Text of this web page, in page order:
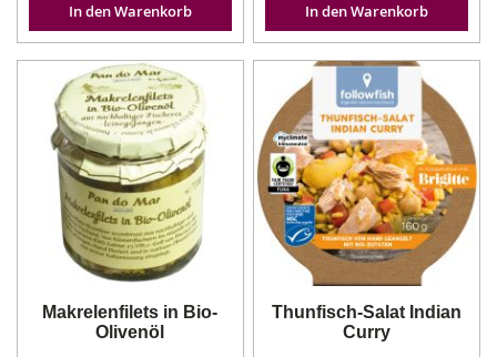
In den Warenkorb In den Warenkorb
Makrelenfilets in Bio-
Olivenöl
Thunfisch-Salat Indian
Curry